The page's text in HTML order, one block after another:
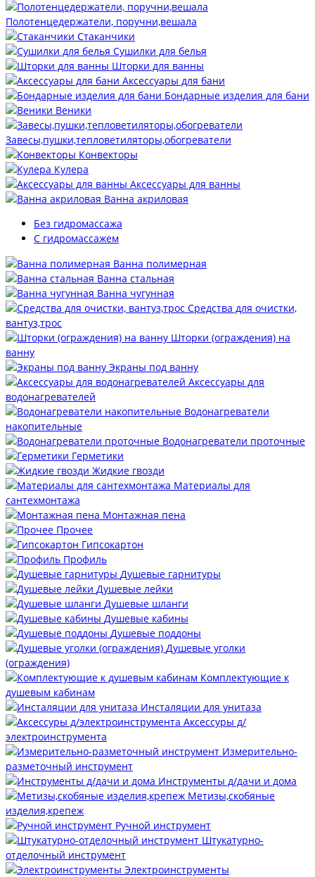
Полотенцедержатели, поручни,вешала
Стаканчики
Сушилки для белья
Шторки для ванны
Аксессуары для бани
Бондарные изделия для бани
Веники
Завесы,пушки,тепловетиляторы,обогреватели
Конвекторы
Кулера
Аксессуары для ванны
Ванна акриловая
Без гидромассажа
С гидромассажем
Ванна полимерная
Ванна стальная
Ванна чугунная
Средства для очистки,
вантуз,трос
Шторки (ограждения) на
ванну
Экраны под ванну
Аксессуары для
водонагревателей
Водонагреватели
накопительные
Водонагреватели проточные
Герметики
Жидкие гвозди
Материалы для
сантехмонтажа
Монтажная пена
Прочее
Гипсокартон
Профиль
Душевые гарнитуры
Душевые лейки
Душевые шланги
Душевые кабины
Душевые поддоны
Душевые уголки
(ограждения)
Комплектующие к
душевым кабинам
Инсталяции для унитаза
Аксессуры д/
электроинструмента
Измерительно-
разметочный инструмент
Инструменты д/дачи и дома
Метизы,скобяные
изделия,крепеж
Ручной инструмент
Штукатурно-
отделочный инструмент
Электроинструменты